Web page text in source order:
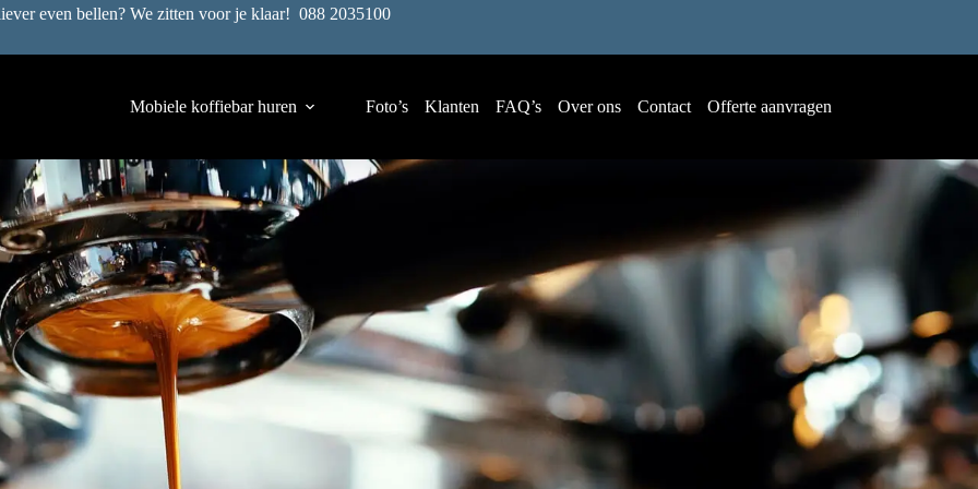
even bellen? We zitten voor je klaar! 088 2035100
Mobiele koffiebar huren Foto’s Klanten FAQ’s Over ons Contact Offerte aanvragen